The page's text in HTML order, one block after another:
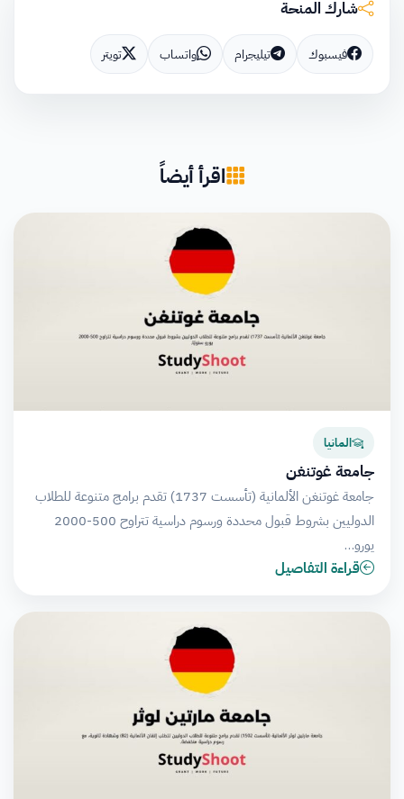
شارك المنحة
فيسبوك تيليجرام واتساب تويتر
اقرأ أيضاً
المانيا
جامعة غوتنغن
جامعة غوتنغن الألمانية (تأسست 1737) تقدم برامج متنوعة للطلاب
الدوليين بشروط قبول محددة ورسوم دراسية تتراوح 500-2000
يورو…
قراءة التفاصيل